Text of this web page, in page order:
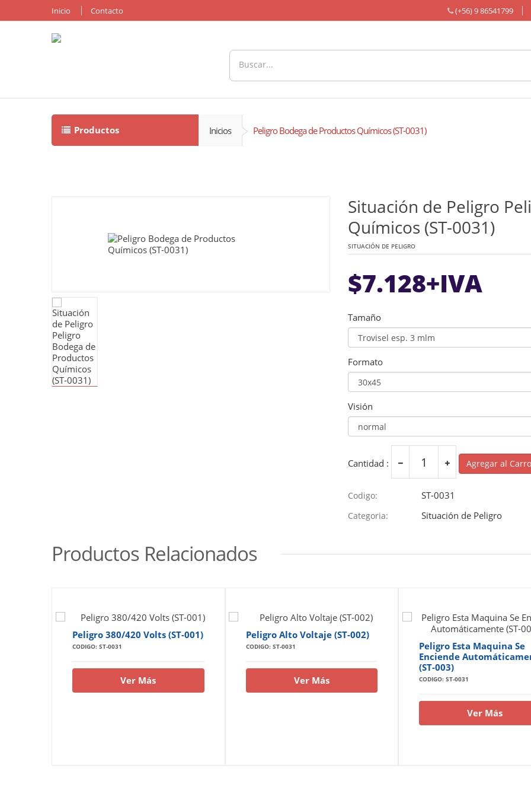
Inicio Contacto (+56) 9 86541799
Productos Inicios Peligro Bodega de Productos Químicos (ST-0031)
Situación de Peligro
Químicos (ST-0031)
SITUACIÓN DE PELIGRO
$7.128+IVA
Tamaño
Formato
Visión
Cantidad : Agregar al Carro
Codigo: ST-0031
Categoria: Situación de Peligro
Productos Relacionados
Peligro 380/420 Volts (ST-001)
CODIGO: ST-0031
Ver Más
Peligro Alto Voltaje (ST-002)
CODIGO: ST-0031
Ver Más
Peligro Esta Maquina Se
Enciende
(ST-003)
CODIGO: ST-0031
Ver Más